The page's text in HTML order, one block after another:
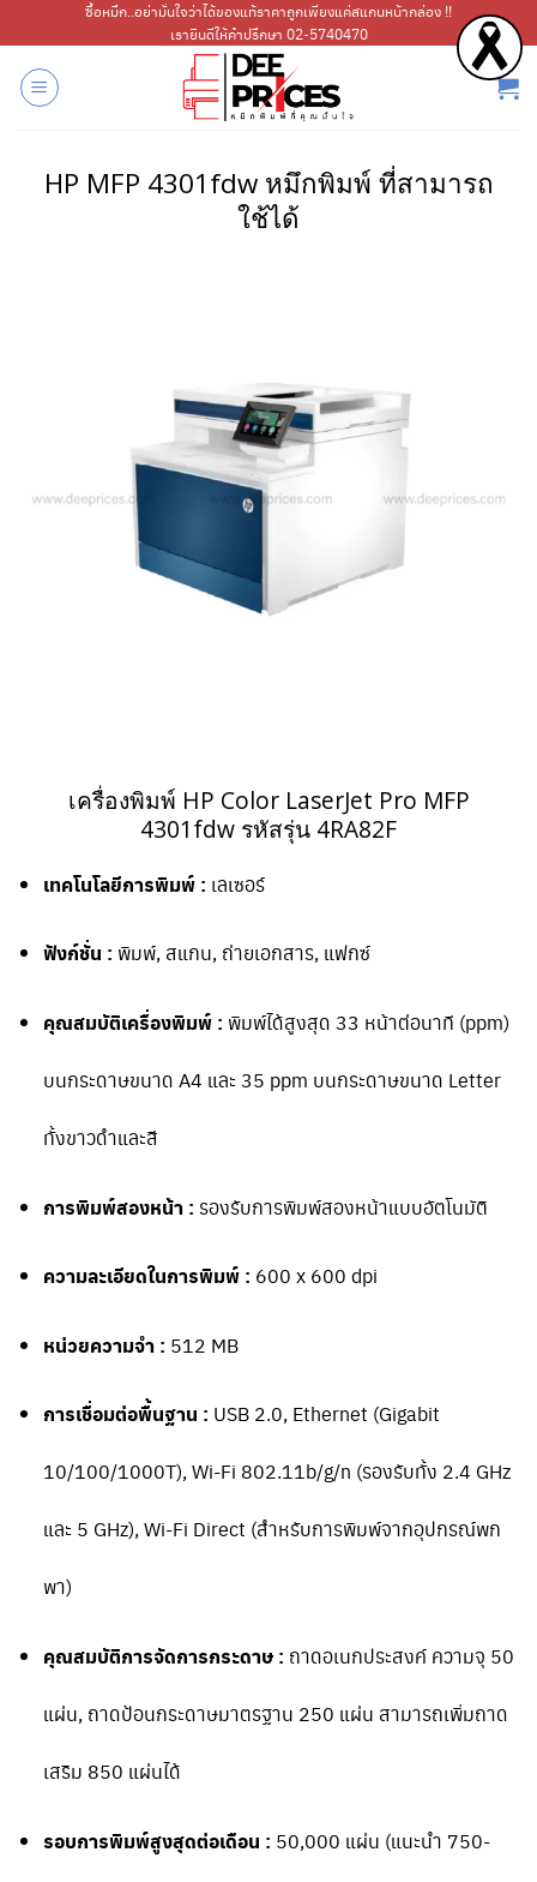
ไป
เนื้อหา
ซื้อหมึก..อย่ามั่นใจว่าได้ของแท้ราคาถูกเพียงแค่สแกนหน้ากล่อง !!
เรายินดีให้คำปรึกษา 02-5740470
HP MFP 4301fdw หมึกพิมพ์ ที่สามารถ
ใช้ได้
เครื่องพิมพ์ HP Color LaserJet Pro MFP
4301fdw รหัสรุ่น 4RA82F
เทคโนโลยีการพิมพ์ : เลเซอร์
ฟังก์ชั่น : พิมพ์, สแกน, ถ่ายเอกสาร, แฟกซ์
คุณสมบัติเครื่องพิมพ์ : พิมพ์ได้สูงสุด 33 หน้าต่อนาที (ppm)
บนกระดาษขนาด A4 และ 35 ppm บนกระดาษขนาด Letter
ทั้งขาวดำและสี
การพิมพ์สองหน้า : รองรับการพิมพ์สองหน้าแบบอัตโนมัติ
ความละเอียดในการพิมพ์ : 600 x 600 dpi
หน่วยความจำ : 512 MB
การเชื่อมต่อพื้นฐาน : USB 2.0, Ethernet (Gigabit
10/100/1000T), Wi-Fi 802.11b/g/n (รองรับทั้ง 2.4 GHz
และ 5 GHz), Wi-Fi Direct (สำหรับการพิมพ์จากอุปกรณ์พก
พา)
คุณสมบัติการจัดการกระดาษ : ถาดอเนกประสงค์ ความจุ 50
แผ่น, ถาดป้อนกระดาษมาตรฐาน 250 แผ่น สามารถเพิ่มถาด
เสริม 850 แผ่นได้
รอบการพิมพ์สูงสุดต่อเดือน : 50,000 แผ่น (แนะนำ 750-